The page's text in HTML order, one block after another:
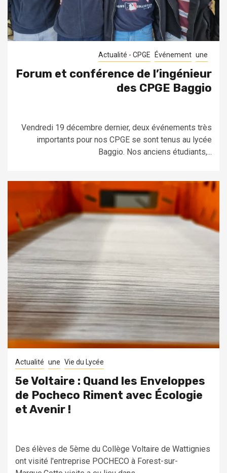
Actualité - CPGE Événement une
Forum et conférence de l’ingénieur
des CPGE Baggio
Vendredi 19 décembre dernier, deux événements très
importants pour nos CPGE se sont tenus au lycée
Baggio. Nos anciens étudiants,...
Actualité une Vie du Lycée
5e Voltaire : Quand les Enveloppes
de Pocheco Riment avec Écologie
et Avenir !
Des élèves de 5ème du Collège Voltaire de Wattignies
ont visité l'entreprise POCHECO à Forest-sur-